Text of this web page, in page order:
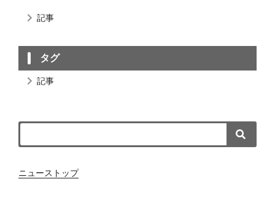
記事
タグ
記事
ニューストップ